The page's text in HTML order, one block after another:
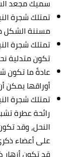
سميك مجعد
تمتلك شجرة
مسننة
تمتلك شجرة
تكون متدلية
عادةً ما تكون
أوراقها يمكن
تمتلك شجرة
رائحة عطرة
النحل، وقد
على أعضاء